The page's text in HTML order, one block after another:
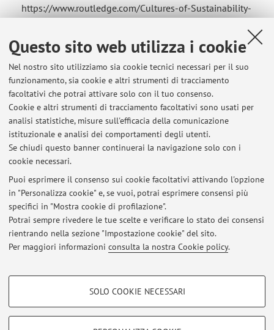
Questo sito web utilizza i cookie
Nel nostro sito utilizziamo sia cookie tecnici necessari per il suo
funzionamento, sia cookie e altri strumenti di tracciamento
facoltativi che potrai attivare solo con il tuo consenso.
Cookie e altri strumenti di tracciamento facoltativi sono usati per
analisi statistiche, misure sull'efficacia della comunicazione
istituzionale e analisi dei comportamenti degli utenti.
Se chiudi questo banner continuerai la navigazione solo con i
cookie necessari.
Puoi esprimere il consenso sui cookie facoltativi attivando l'opzione
in "Personalizza cookie" e, se vuoi, potrai esprimere consensi più
specifici in "Mostra cookie di profilazione".
Potrai sempre rivedere le tue scelte e verificare lo stato dei consensi
rientrando nella sezione "Impostazione cookie" del sito.
Per maggiori informazioni consulta la nostra Cookie policy.
COOKIE DI PROFILAZIONE - FACOLTATIVI
SOLO COOKIE NECESSARI
https://www.routledge.com/Cultures-of-Sustainability-
srsltid=AfmBOopHuuCgIVBKdO1QqIKJMEcFdK75Iwm8ch
ARgMlkHmheyz_8cxX1 journal ...
Pubblicato il: 08 gennaio 2025
UNDP HDI site
explore the UNDP site and the HDI reports
https://hdr.undp.org/data-center/human-development-
index#/indicies/HDI
Pubblicato il: 04 marzo 2023
@mail
please write messages to mzzmsm@unife.it
Pubblicato il: 04 marzo 2018
Area riservata
Accedi tramiteloginper gestire tutti i contenuti del sito.